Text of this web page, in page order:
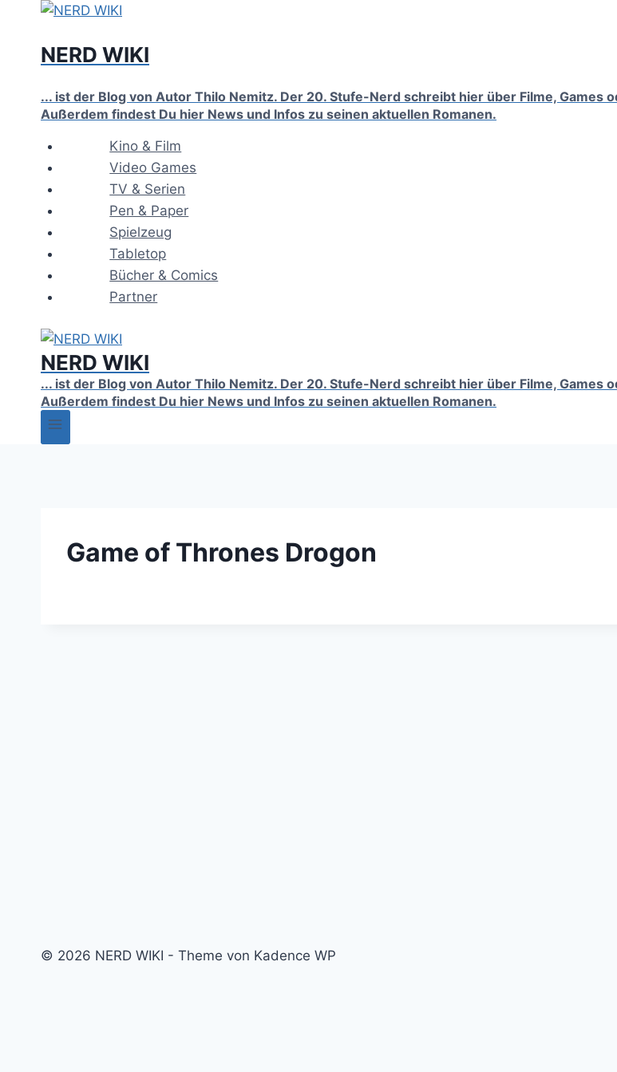
springenNERD WIKI
... ist der Blog von Autor Thilo Nemitz. Der 20. Stufe-Nerd schreibt hier über Filme, Games
Außerdem findest Du hier News und Infos zu seinen aktuellen Romanen.
Kino & Film
Video Games
TV & Serien
Pen & Paper
Spielzeug
Tabletop
Bücher & Comics
Partner
NERD WIKI
... ist der Blog von Autor Thilo Nemitz. Der 20. Stufe-Nerd schreibt hier über Filme, Games
Außerdem findest Du hier News und Infos zu seinen aktuellen Romanen.
Game of Thrones Drogon
© 2026 NERD WIKI - Theme von Kadence WP